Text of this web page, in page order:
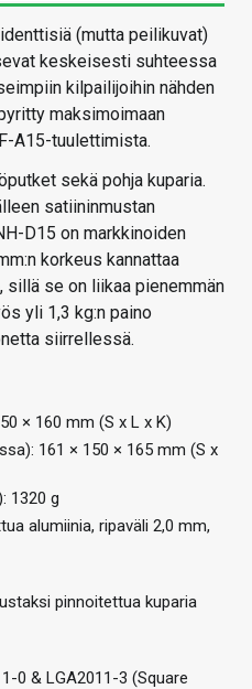
(mutta peilikuvat)
keskeisesti suhteessa
kilpailijoihin nähden
maksimoimaan
A15-tuulettimista.
sekä pohja kuparia.
satiininmustan
D15 on markkinoiden
korkeus kannattaa
se on liikaa pienemmän
yli 1,3 kg:n paino
siirrellessä.
× 160 mm (S x L x K)
161 × 150 × 165 mm (S x
1320 g
alumiinia, ripaväli 2,0 mm,
pinnoitettua kuparia
0 & LGA2011-3 (Square